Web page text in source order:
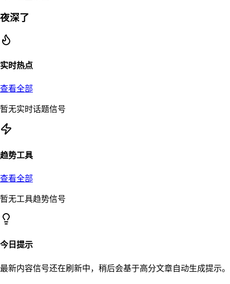
夜深了
实时热点
查看全部
暂无实时话题信号
趋势工具
查看全部
暂无工具趋势信号
今日提示
最新内容信号还在刷新中，稍后会基于高分文章自动生成提示。